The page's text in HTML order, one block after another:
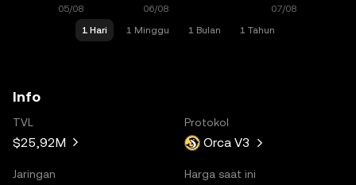
1 Hari 1 Minggu 1 Bulan 1 Tahun
Info
TVL
$25,92M
Protokol
Orca V3
Jaringan Harga saat ini